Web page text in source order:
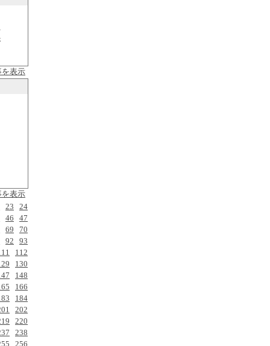
を表示
を表示
23
24
46
47
69
70
92
93
112
130
148
166
184
202
220
238
256